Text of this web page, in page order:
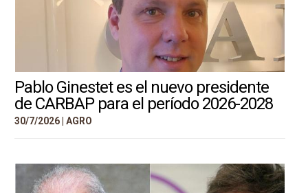
Pablo Ginestet es el nuevo presidente
de CARBAP para el período 2026-2028
30/7/2026 | AGRO